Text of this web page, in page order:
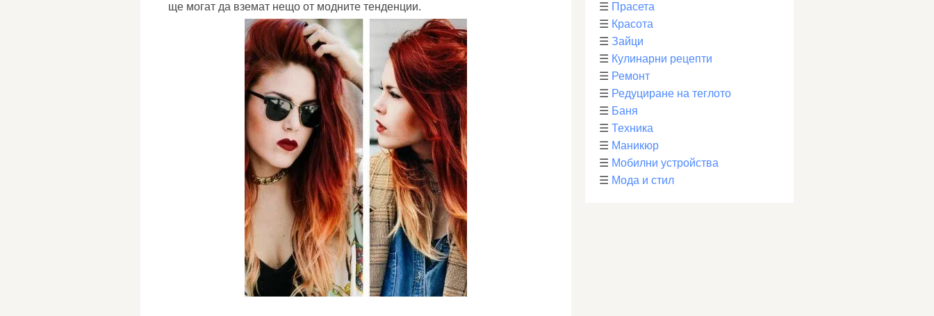
ще могат да вземат нещо от модните тенденции.
☰ Прасета
☰ Красота
☰ Зайци
☰ Кулинарни рецепти
☰ Ремонт
☰ Редуциране на теглото
☰ Баня
☰ Техника
☰ Маникюр
☰ Мобилни устройства
☰ Мода и стил